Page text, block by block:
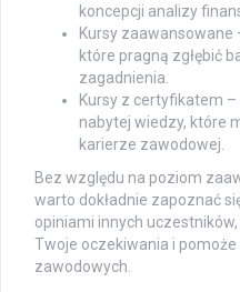
koncepcji analizy
Kursy zaawansowane
które pragną zgłębić
zagadnienia.
Kursy z certyfikatem
nabytej wiedzy, które
karierze zawodowej.
Bez względu na poziom
warto dokładnie zapoznać
opiniami innych uczestników,
Twoje oczekiwania i pomoże
zawodowych.